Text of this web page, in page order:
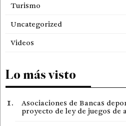
Turismo
Uncategorized
Videos
Lo más visto
Asociaciones de Bancas
proyecto de ley de juegos de